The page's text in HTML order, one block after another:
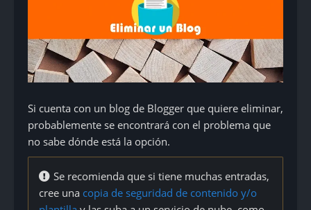
Si cuenta con un blog de Blogger que quiere eliminar,
probablemente se encontrará con el problema que
no sabe dónde está la opción.
Se recomienda que si tiene muchas entradas,
cree una copia de seguridad de contenido y/o